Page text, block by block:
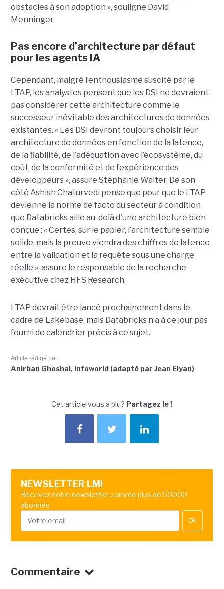
obstacles à son adoption », souligne David
Menninger.
Pas encore d’architecture par défaut
pour les agents IA
Cependant, malgré l’enthousiasme suscité par le
LTAP, les analystes pensent que les DSI ne devraient
pas considérer cette architecture comme le
successeur inévitable des architectures de données
existantes. « Les DSI devront toujours choisir leur
architecture de données en fonction de la latence,
de la fiabilité, de l’adéquation avec l’écosystème, du
coût, de la conformité et de l’expérience des
développeurs », assure Stéphanie Walter. De son
côté Ashish Chaturvedi pense que pour que le LTAP
devienne la norme de facto du secteur à condition
que Databricks aille au-delà d'une architecture bien
conçue : « Certes, sur le papier, l’architecture semble
solide, mais la preuve viendra des chiffres de latence
entre la validation et la requête sous une charge
réelle », assure le responsable de la recherche
exécutive chez HFS Research.
LTAP devrait être lancé prochainement dans le
cadre de Lakebase, mais Databricks n’a à ce jour pas
fourni de calendrier précis à ce sujet.
Article rédigé par
Anirban Ghoshal, Infoworld (adapté par Jean Elyan)
Cet article vous a plu? Partagez le !
NEWSLETTER LMI
Recevez notre newsletter comme plus de 50000
abonnés
OK
Commentaire